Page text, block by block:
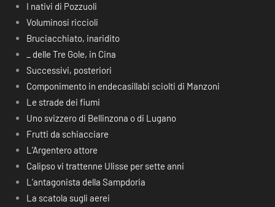
I nativi di Pozzuoli
Voluminosi riccioli
Bruciacchiato, inaridito
_ delle Tre Gole, in Cina
Successivi, posteriori
Componimento in endecasillabi sciolti di Manzoni
Le strade dei fiumi
Uno svizzero di Bellinzona o di Lugano
Frutti da schiacciare
L’Argentero attore
Calipso vi trattenne Ulisse per sette anni
L’antagonista della Sampdoria
La scatola sugli aerei